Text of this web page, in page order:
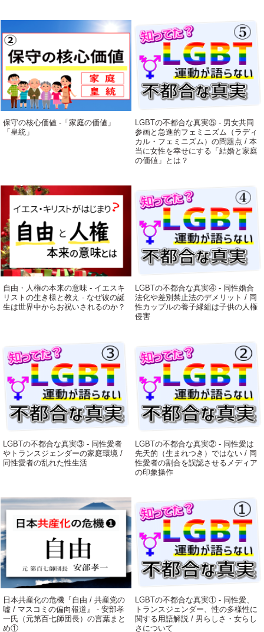
保守の核心価値 -「家庭の価値」
「皇統」
LGBTの不都合な真実⑤ - 男女共同
参画と急進的フェミニズム（ラディ
カル・フェミニズム）の問題点 / 本
当に女性を幸せにする「結婚と家庭
の価値」とは？
自由・人権の本来の意味 - イエスキ
リストの生き様と教え - なぜ彼の誕
生は世界中からお祝いされるのか？
LGBTの不都合な真実④ - 同性婚合
法化や差別禁止法のデメリット / 同
性カップルの養子縁組は子供の人権
侵害
LGBTの不都合な真実③ - 同性愛者
やトランスジェンダーの家庭環境 /
同性愛者の乱れた性生活
LGBTの不都合な真実② - 同性愛は
先天的（生まれつき）ではない / 同
性愛者の割合を誤認させるメディア
の印象操作
日本共産化の危機『自由 / 共産党の
嘘 / マスコミの偏向報道』 - 安部孝
一氏（元第百七師団長）の言葉まと
め①
LGBTの不都合な真実① - 同性愛、
トランスジェンダー、性の多様性に
関する用語解説 / 男らしさ・女らし
さについて